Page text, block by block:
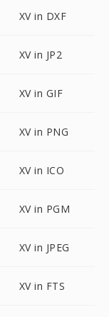
XV in DXF
XV in JP2
XV in GIF
XV in PNG
XV in ICO
XV in PGM
XV in JPEG
XV in FTS